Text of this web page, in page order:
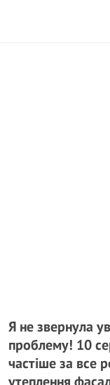
Я не звернула
проблему! 10
частіше за все